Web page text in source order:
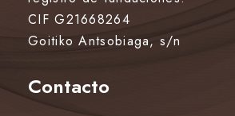
CIF G21668264
Goitiko Antsobiaga, s/n
Contacto